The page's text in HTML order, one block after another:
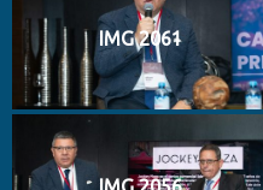
IMG 2061